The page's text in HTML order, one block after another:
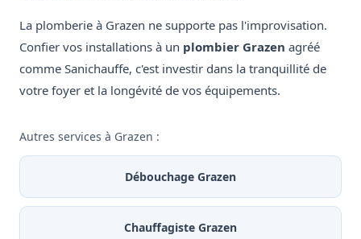
La plomberie à Grazen ne supporte pas l'improvisation.
Confier vos installations à un plombier Grazen agréé
comme Sanichauffe, c'est investir dans la tranquillité de
votre foyer et la longévité de vos équipements.
Autres services à Grazen :
Débouchage Grazen
Chauffagiste Grazen